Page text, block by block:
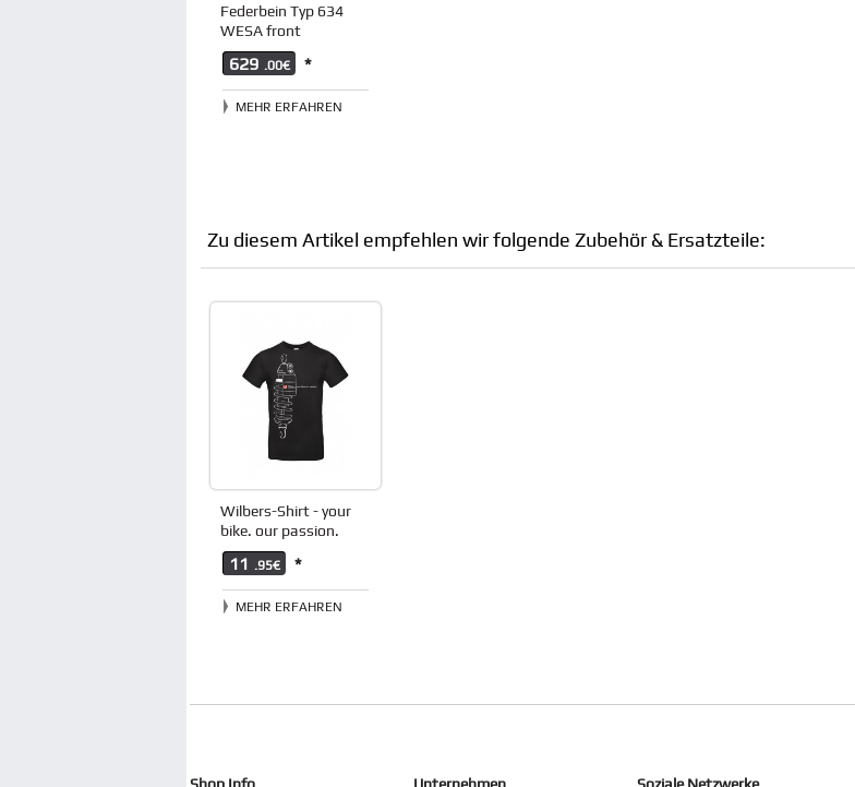
Federbein Typ 634
WESA front
629 .00€ *
MEHR ERFAHREN
Zu diesem Artikel empfehlen wir folgende Zubehör & Ersatzteile:
Wilbers-Shirt - your
bike. our passion.
11 .95€ *
MEHR ERFAHREN